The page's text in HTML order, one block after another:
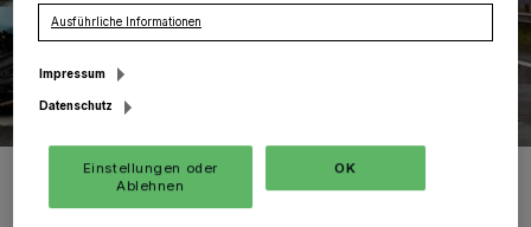
Verkehrsunfall mit drei Verletzten auf der L116 bei Gustorf.
Ausführliche Informationen
Impressum
Datenschutz
Einstellungen oder
Ablehnen
OK